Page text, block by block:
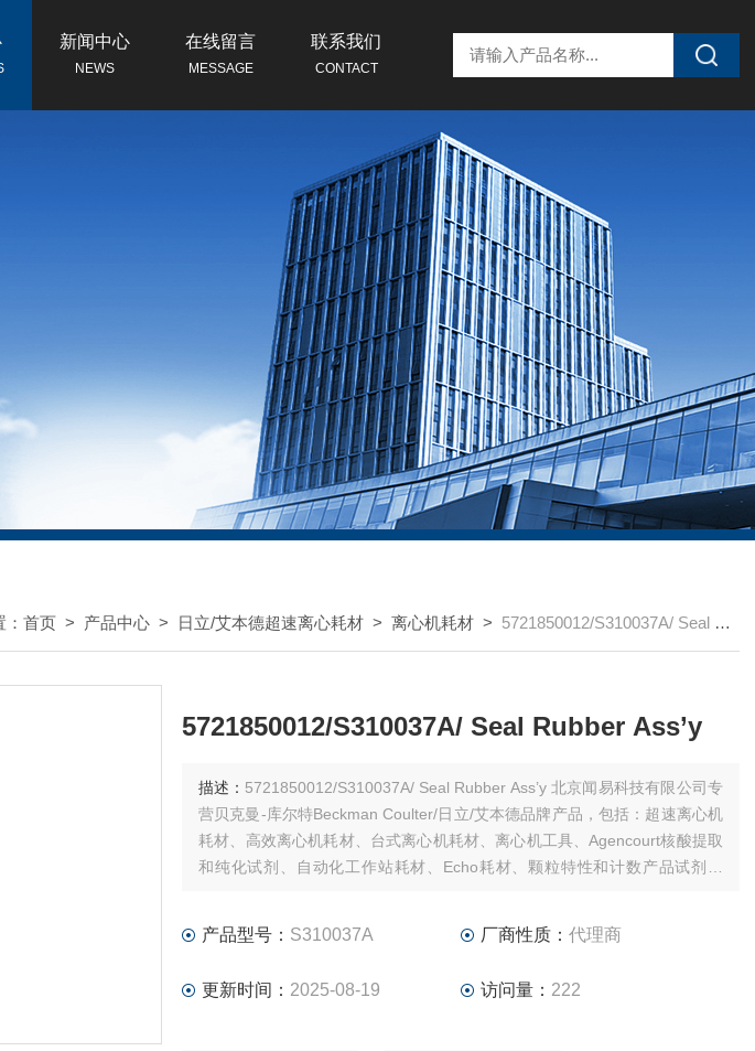
新闻中心
NEWS
在线留言
MESSAGE
联系我们
CONTACT
：首页 > 产品中心 > 日立/艾本德超速离心耗材 >离心机耗材 > 5721850012/S310037A/ Seal Rubber Ass’y
5721850012/S310037A/ Seal Rubber Ass’y
描述： 5721850012/S310037A/ Seal Rubber Ass’y 北京闻易科技有限公司专
营贝克曼-库尔特Beckman Coulter/日立/艾本德品牌产品，包括：超速离心机
耗材、高效离心机耗材、台式离心机耗材、离心机工具、Agencourt核酸提取
和纯化试剂、自动化工作站耗材、Echo耗材、颗粒特性和计数产品试剂耗
产品型号： S310037A 厂商性质： 代理商
更新时间： 2025-08-19 访问量： 222